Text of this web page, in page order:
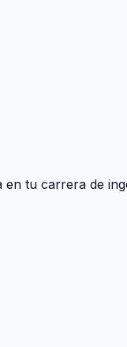
tu carrera de